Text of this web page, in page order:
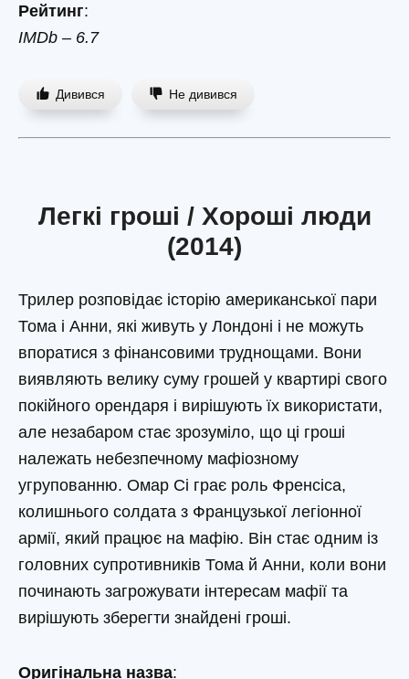
Рейтинг:
IMDb – 6.7
Дивився Не дивився
Легкі гроші / Хороші люди
(2014)
Трилер розповідає історію американської пари
Тома і Анни, які живуть у Лондоні і не можуть
впоратися з фінансовими труднощами. Вони
виявляють велику суму грошей у квартирі свого
покійного орендаря і вирішують їх використати,
але незабаром стає зрозуміло, що ці гроші
належать небезпечному мафіозному
угрупованню. Омар Сі грає роль Френсіса,
колишнього солдата з Французької легіонної
армії, який працює на мафію. Він стає одним із
головних супротивників Тома й Анни, коли вони
починають загрожувати інтересам мафії та
вирішують зберегти знайдені гроші.
Оригінальна назва: